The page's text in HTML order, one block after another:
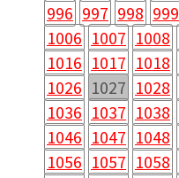
996 997 998 999
1006 1007 1008
1016 1017 1018
1026 1027 1028
1036 1037 1038
1046 1047 1048
1056 1057 1058